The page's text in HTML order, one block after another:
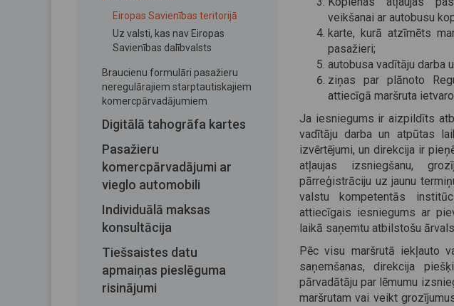
Eiropas Savienības teritorijā
Uz valsti, kas nav Eiropas
Savienības dalībvalsts
Braucienu formulāri pasažieru
neregulārajiem starptautiskajiem
komercpārvadājumiem
Digitālā tahogrāfa kartes
Pasažieru
komercpārvadājumi ar
vieglo automobili
Individuālā maksas
konsultācija
Tiešsaistes datu
apmaiņas pieslēguma
risinājumi
veikšanai ar autobusu
karte, kurā atzīmēts
pasažieri;
autobusa vadītāju darba
ziņas par plānoto
attiecīgā maršruta
Ja iesniegums ir aizpildīts
vadītāju darba un atpūtas
izvērtējumi, un direkcija ir
atļaujas izsniegšanu,
pārreģistrāciju uz jaunu
valstu kompetentās
attiecīgais iesniegums ar
laikā saņemtu atbilstošu
Pēc visu maršrutā iekļauto
saņemšanas, direkcija
pārvadātāju par lēmumu
maršrutam vai veikt